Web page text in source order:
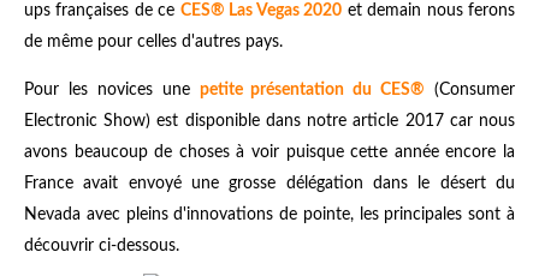
ups françaises de ce CES® Las Vegas 2020 et demain nous ferons
de même pour celles d'autres pays.
Pour les novices une petite présentation du CES® (Consumer
Electronic Show) est disponible dansnotre article 2017car nous
avons beaucoup de choses à voir puisque cette année encore la
France avait envoyé une grosse délégation dans le désert du
Nevada avec pleins d'innovations de pointe, les principales sont à
découvrir ci-dessous.